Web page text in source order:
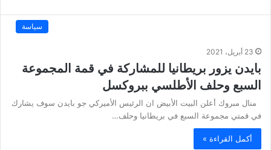
سياسة
23 أبريل، 2021
بايدن يزور بريطانيا للمشاركة في قمة المجموعة
السبع وحلف الأطلسي ببروكسل
منال مبروك أعلن البيت الأبيض ان الرئيس الأميركي جو بايدن سوف يشارك
في قمتي مجموعة السبع في بريطانيا وحلف…
أكمل القراءة »